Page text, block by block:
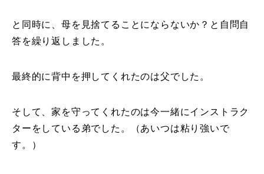
と同時に、母を見捨てることにならないか？と自問自
答を繰り返しました。
最終的に背中を押してくれたのは父でした。
そして、家を守ってくれたのは今一緒にインストラク
ターをしている弟でした。（あいつは粘り強いで
す。）